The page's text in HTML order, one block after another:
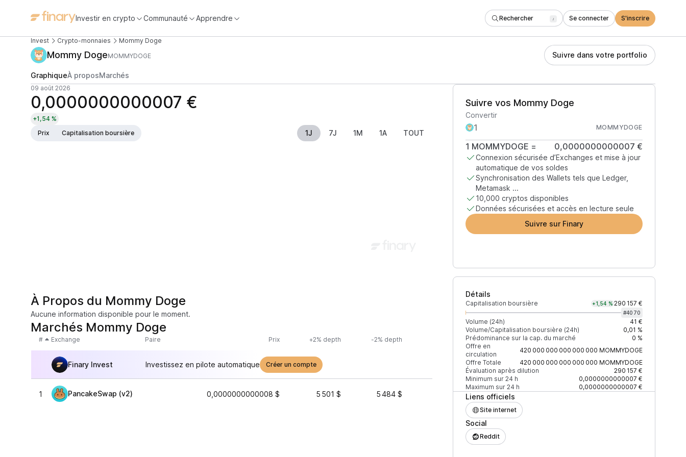
Investir en crypto Communauté Apprendre Rechercher / Se connecter S'inscrire
Invest Crypto-monnaies Mommy Doge
Mommy DogeMOMMYDOGE Suivre dans votre portfolio
GraphiqueÀ proposMarchés
09 août 2026
0,0000000000007 €
+1,54 %
Prix
Capitalisation boursière 1J 7J 1M 1A TOUT
Suivre vos Mommy Doge
Convertir
MOMMYDOGE
1 MOMMYDOGE = 0,0000000000007 €
Connexion sécurisée d’Exchanges et mise à jour
automatique de vos soldes
Synchronisation des Wallets tels que Ledger,
Metamask ...
10,000 cryptos disponibles
Données sécurisées et accès en lecture seule
Suivre sur Finary
Détails
Capitalisation boursière +1,54 % 290 157 €
#4070
Volume (24h)
41 €
Volume/Capitalisation boursière (24h)
0,01 %
Prédominance sur la cap. du marché
0 %
Offre en
circulation
420 000 000 000 000 000 MOMMYDOGE
Offre Totale
420 000 000 000 000 000 MOMMYDOGE
Évaluation après dilution
290 157 €
Minimum sur 24 h
0,0000000000007 €
Maximum sur 24 h
0,0000000000007 €
Liens officiels
Site internet
Social
Reddit
À Propos du Mommy Doge
Aucune information disponible pour le moment.
Marchés Mommy Doge
# Exchange Paire Prix +2% depth -2% depth Volume (24h) % du volume Confiance Mis à jour
Finary Invest Investissez en pilote automatique Créer un compte
1 PancakeSwap (v2) 0,0000000000008 $ 5 501 $ 5 484 $ 47 $ 100 % Récemment